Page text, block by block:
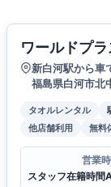
ワールドプ
新白河駅から車
福島県白河市北
タオルレンタル
他店舗利用
無料
営業